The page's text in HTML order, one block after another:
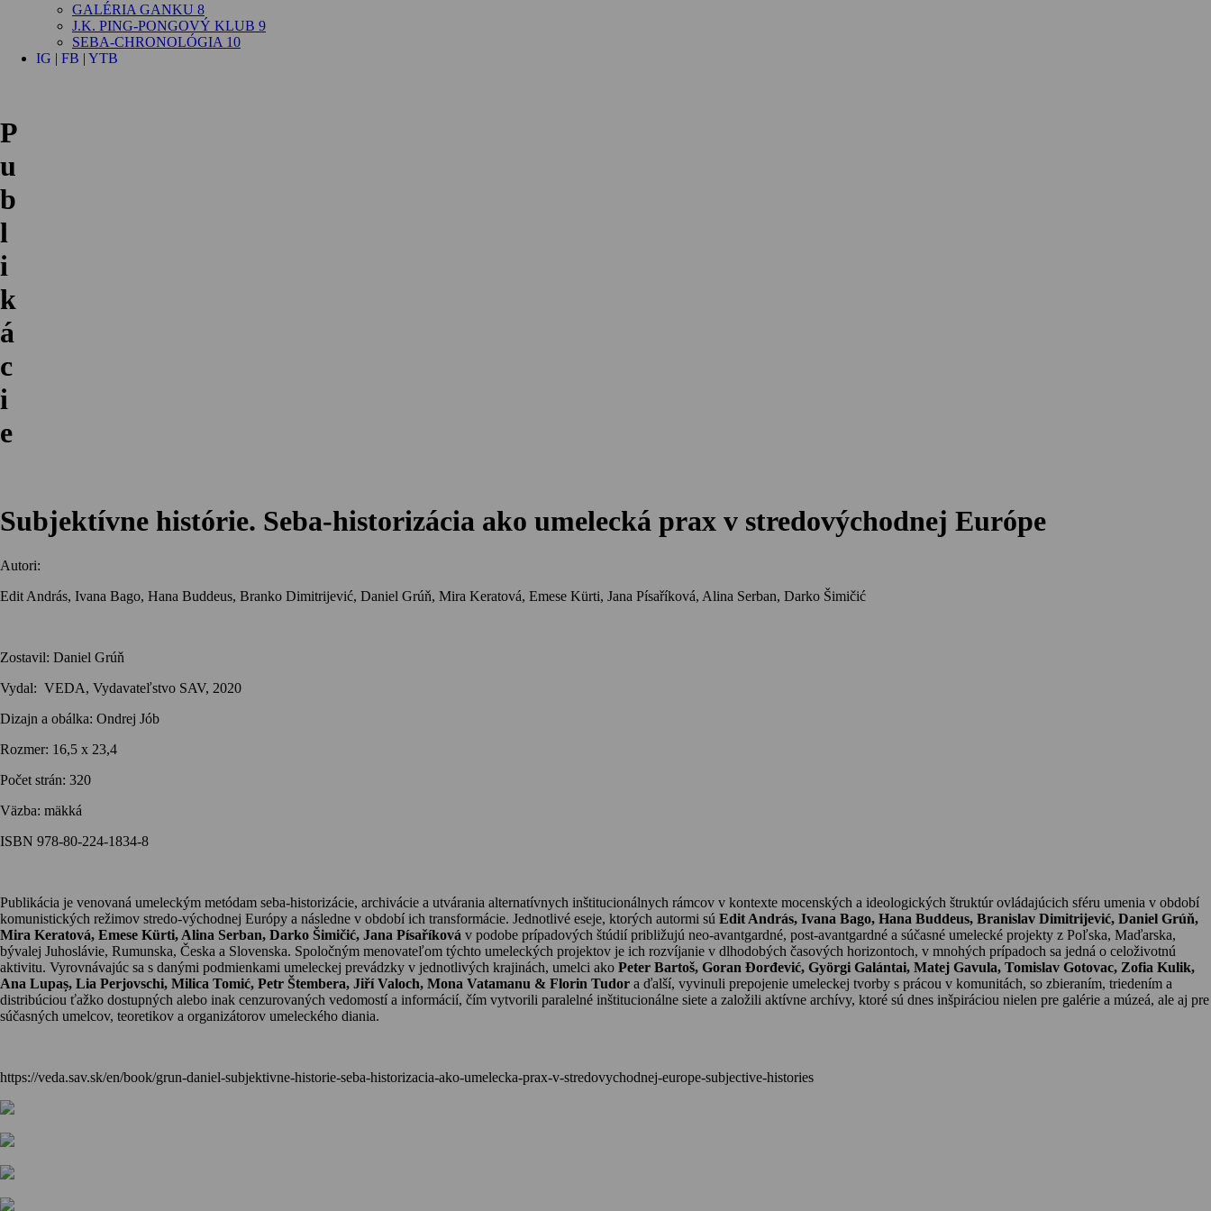
GALÉRIA GANKU 8
J.K. PING-PONGOVÝ KLUB 9
SEBA-CHRONOLÓGIA 10
IG | FB | YTB
P
u
b
l
i
k
á
c
i
e
Subjektívne histórie. Seba-historizácia ako umelecká prax v stredovýchodnej Európe
Autori:
Edit András, Ivana Bago, Hana Buddeus, Branko Dimitrijević, Daniel Grúň, Mira Keratová, Emese Kürti, Jana Písaříková, Alina Serban, Darko Šimičić
Zostavil: Daniel Grúň
Vydal: VEDA, Vydavateľstvo SAV, 2020
Dizajn a obálka: Ondrej Jób
Rozmer: 16,5 x 23,4
Počet strán: 320
Väzba: mäkká
ISBN 978-80-224-1834-8
Publikácia je venovaná umeleckým metódam seba-historizácie, archivácie a utvárania alternatívnych inštitucionálnych rámcov v kontexte mocenských a ideologických štruktúr ovládajúcich sféru umenia v období
komunistických režimov stredo-východnej Európy a následne v období ich transformácie. Jednotlivé eseje, ktorých autormi sú Edit András, Ivana Bago, Hana Buddeus, Branislav Dimitrijević, Daniel Grúň,
Mira Keratová, Emese Kürti, Alina Serban, Darko Šimičić, Jana Písaříková v podobe prípadových štúdií približujú neo-avantgardné, post-avantgardné a súčasné umelecké projekty z Poľska, Maďarska,
bývalej Juhoslávie, Rumunska, Česka a Slovenska. Spoločným menovateľom týchto umeleckých projektov je ich rozvíjanie v dlhodobých časových horizontoch, v mnohých prípadoch sa jedná o celoživotnú
aktivitu. Vyrovnávajúc sa s danými podmienkami umeleckej prevádzky v jednotlivých krajinách, umelci ako Peter Bartoš, Goran Đorđević, Györgi Galántai, Matej Gavula, Tomislav Gotovac, Zofia Kulik,
Ana Lupaș, Lia Perjovschi, Milica Tomić, Petr Štembera, Jiří Valoch, Mona Vatamanu & Florin Tudor a ďalší, vyvinuli prepojenie umeleckej tvorby s prácou v komunitách, so zbieraním, triedením a
distribúciou ťažko dostupných alebo inak cenzurovaných vedomostí a informácií, čím vytvorili paralelné inštitucionálne siete a založili aktívne archívy, ktoré sú dnes inšpiráciou nielen pre galérie a múzeá, ale aj pre
súčasných umelcov, teoretikov a organizátorov umeleckého diania.
https://veda.sav.sk/en/book/grun-daniel-subjektivne-historie-seba-historizacia-ako-umelecka-prax-v-stredovychodnej-europe-subjective-histories